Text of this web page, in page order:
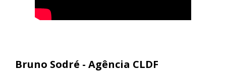
Bruno Sodré - Agência CLDF